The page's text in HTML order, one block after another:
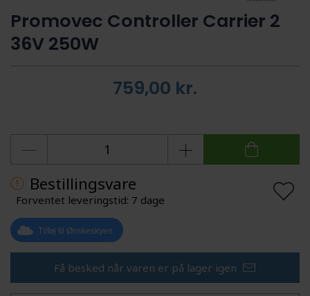
Promovec Controller Carrier 2
36V 250W
759,00 kr.
Bestillingsvare
Forventet leveringstid: 7 dage
Tilføj til Ønskeskyen
Få besked når varen er på lager igen